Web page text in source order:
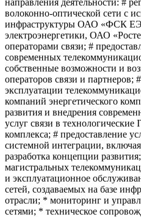
волоконно-оптической сети с
инфраструктуры ОАО «ФСК
электроэнергетики, ОАО
операторами связи; #
современных
собственные возможности и
операторов связи и партнеров;
эксплуатации
компаний энергетического
развития и внедрения
услуг связи в технологические
комплекса; # предоставление
системной интеграции,
разработка концепции
магистральных
и эксплуатационное
сетей, создаваемых на базе
отрасли; * мониторинг и
сетями; * техническое